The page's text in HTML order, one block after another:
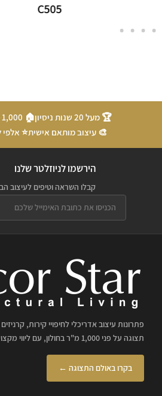
C505
🏆 מעל 20 שנות ניסיון
🏠 1,000 מ"ר אולם תצוגה
🎨 עיצוב מותאם אישית⭐ אלפי
הירשמו לניוזלטר שלנו
קבלו השראה וטיפים לעיצוב
פתרונות עיצוב אדריכלי לחיפויי קירות,
תצוגה על פני 1,000 מ"ר בחולון, עם ליווי מקצועי של מעצבי פנים.
בקרו באולם התצוגה ←